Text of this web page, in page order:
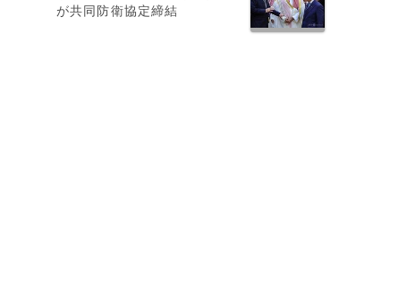
が共同防衛協定締結